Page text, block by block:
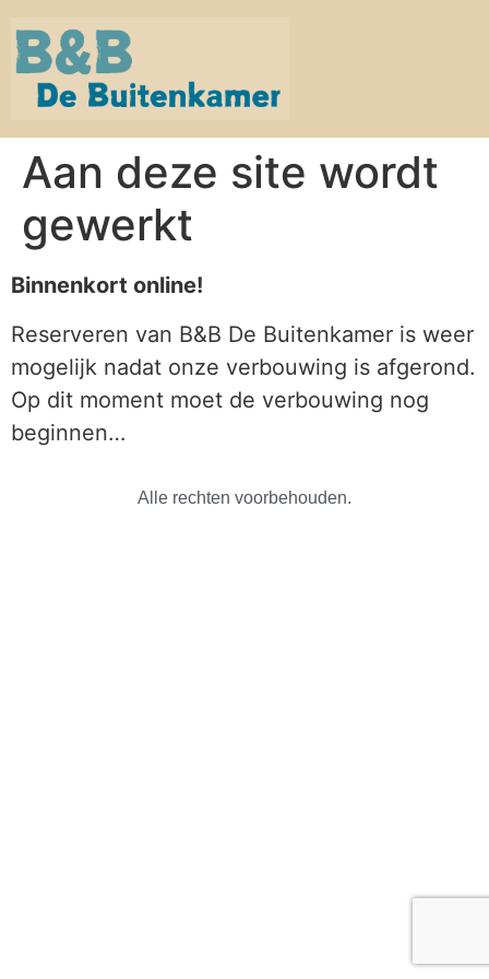
Aan deze site wordt
gewerkt
Binnenkort online!
Reserveren van B&B De Buitenkamer is weer
mogelijk nadat onze verbouwing is afgerond.
Op dit moment moet de verbouwing nog
beginnen…
Alle rechten voorbehouden.